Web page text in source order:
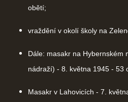
obětí;
vraždění v okolí školy na
Dále: masakr na Hybernském
nádraží) - 8. května 1945 - 53
Masakr v Lahovicích - 7.